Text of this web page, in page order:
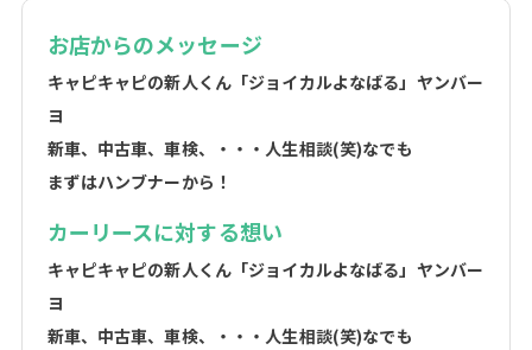
お店からのメッセージ
キャピキャピの新人くん「ジョイカルよなばる」ヤンバー
ヨ
新車、中古車、車検、・・・人生相談(笑)なでも
まずはハンブナーから！
カーリースに対する想い
キャピキャピの新人くん「ジョイカルよなばる」ヤンバー
ヨ
新車、中古車、車検、・・・人生相談(笑)なでも